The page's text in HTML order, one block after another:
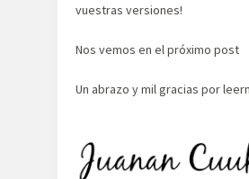
vuestras versiones!
Nos vemos en el próximo post
Un abrazo y mil gracias por